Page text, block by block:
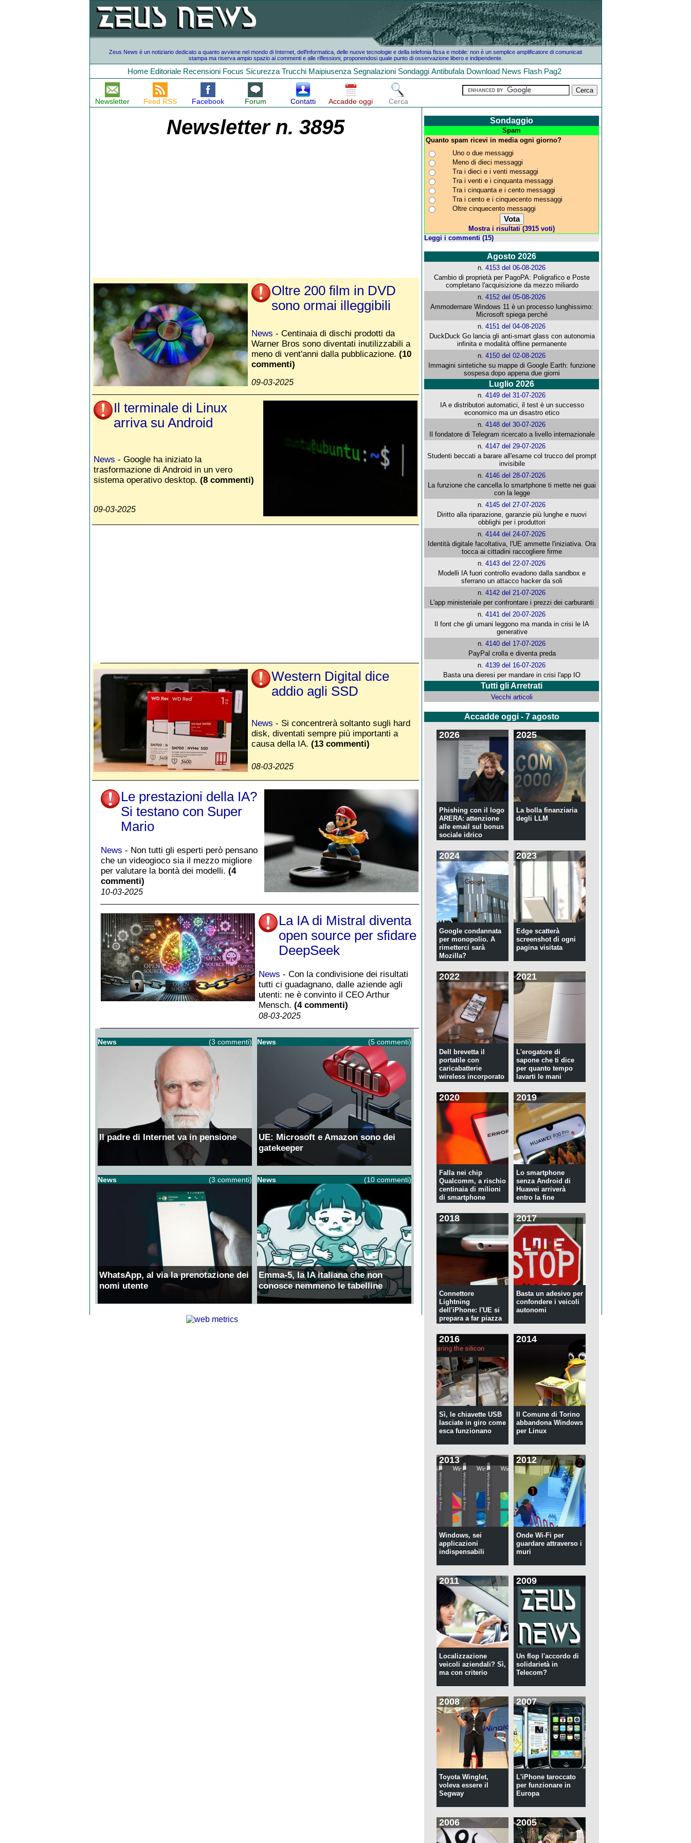
Zeus News è un notiziario dedicato a quanto avviene nel mondo di Internet, dell'informatica, delle nuove tecnologie e della telefonia fissa e mobile: non è un semplice amplificatore di comunicati
stampa ma riserva ampio spazio ai commenti e alle riflessioni, proponendosi quale punto di osservazione libero e indipendente.
Home Editoriale Recensioni Focus Sicurezza Trucchi Maipiusenza Segnalazioni Sondaggi Antibufala Download News Flash Pag2
Newsletter Feed RSS Facebook Forum Contatti Accadde oggi Cerca
Newsletter n. 3895
Oltre 200 film in DVD
sono ormai illeggibili
News - Centinaia di dischi prodotti da
Warner Bros sono diventati inutilizzabili a
meno di vent'anni dalla pubblicazione. (10
commenti)
09-03-2025
Il terminale di Linux
arriva su Android
News - Google ha iniziato la
trasformazione di Android in un vero
sistema operativo desktop. (8 commenti)
09-03-2025
Western Digital dice
addio agli SSD
News - Si concentrerà soltanto sugli hard
disk, diventati sempre più importanti a
causa della IA. (13 commenti)
08-03-2025
Le prestazioni della IA?
Si testano con Super
Mario
News - Non tutti gli esperti però pensano
che un videogioco sia il mezzo migliore
per valutare la bontà dei modelli. (4
commenti)
10-03-2025
La IA di Mistral diventa
open source per sfidare
DeepSeek
News - Con la condivisione dei risultati
tutti ci guadagnano, dalle aziende agli
utenti: ne è convinto il CEO Arthur
Mensch. (4 commenti)
08-03-2025
Sondaggio
Spam
Quanto spam ricevi in media ogni giorno?
Uno o due messaggi
Meno di dieci messaggi
Tra i dieci e i venti messaggi
Tra i venti e i cinquanta messaggi
Tra i cinquanta e i cento messaggi
Tra i cento e i cinquecento messaggi
Oltre cinquecento messaggi
Mostra i risultati (3915 voti)
Leggi i commenti (15)
Agosto 2026
n.4153 del 06-08-2026
Cambio di proprietà per PagoPA: Poligrafico e Poste
completano l'acquisizione da mezzo miliardo
n.4152 del 05-08-2026
Ammodernare Windows 11 è un processo lunghissimo:
Microsoft spiega perché
n.4151 del 04-08-2026
DuckDuck Go lancia gli anti-smart glass con autonomia
infinita e modalità offline permanente
n.4150 del 02-08-2026
Immagini sintetiche su mappe di Google Earth: funzione
sospesa dopo appena due giorni
Luglio 2026
n.4149 del 31-07-2026
IA e distributori automatici, il test è un successo
economico ma un disastro etico
n.4148 del 30-07-2026
Il fondatore di Telegram ricercato a livello internazionale
n.4147 del 29-07-2026
Studenti beccati a barare all'esame col trucco del prompt
invisibile
n.4146 del 28-07-2026
La funzione che cancella lo smartphone ti mette nei guai
con la legge
n.4145 del 27-07-2026
Diritto alla riparazione, garanzie più lunghe e nuovi
obblighi per i produttori
n.4144 del 24-07-2026
Identità digitale facoltativa, l'UE ammette l'iniziativa. Ora
tocca ai cittadini raccogliere firme
n.4143 del 22-07-2026
Modelli IA fuori controllo evadono dalla sandbox e
sferrano un attacco hacker da soli
n.4142 del 21-07-2026
L'app ministeriale per confrontare i prezzi dei carburanti
n.4141 del 20-07-2026
Il font che gli umani leggono ma manda in crisi le IA
generative
n.4140 del 17-07-2026
PayPal crolla e diventa preda
n.4139 del 16-07-2026
Basta una dieresi per mandare in crisi l'app IO
Tutti gli Arretrati
Vecchi articoli
Accadde oggi - 7 agosto
2026
Phishing con il logo
ARERA: attenzione
alle email sul bonus
sociale idrico
2025
La bolla finanziaria
degli LLM
2024
Google condannata
per monopolio. A
rimetterci sarà
Mozilla?
2023
Edge scatterà
screenshot di ogni
pagina visitata
2022
Dell brevetta il
portatile con
caricabatterie
wireless incorporato
2021
L'erogatore di
sapone che ti dice
per quanto tempo
lavarti le mani
2020
Falla nei chip
Qualcomm, a rischio
centinaia di milioni
di smartphone
2019
Lo smartphone
senza Android di
Huawei arriverà
entro la fine
2018
Connettore
Lightning
dell'iPhone: l'UE si
prepara a far piazza
2017
Basta un adesivo per
confondere i veicoli
autonomi
2016
Sì, le chiavette USB
lasciate in giro come
esca funzionano
2014
Il Comune di Torino
abbandona Windows
per Linux
2013
Windows, sei
applicazioni
indispensabili
2012
Onde Wi-Fi per
guardare attraverso i
muri
2011
Localizzazione
veicoli aziendali? Sì,
ma con criterio
2009
Un flop l'accordo di
solidarietà in
Telecom?
2008
Toyota Winglet,
voleva essere il
Segway
2007
L'iPhone taroccato
per funzionare in
Europa
2006 2005
News (3 commenti)
Il padre di Internet va in pensione
News (5 commenti)
UE: Microsoft e Amazon sono dei
gatekeeper
News (3 commenti)
WhatsApp, al via la prenotazione dei
nomi utente
News (10 commenti)
Emma-5, la IA italiana che non
conosce nemmeno le tabelline